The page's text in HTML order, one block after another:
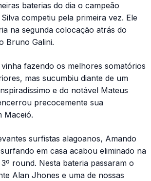
baterias do dia o campeão
competiu pela primeira vez. Ele
na segunda colocação atrás do
Bruno Galini.
fazendo os melhores somatórios
mas sucumbiu diante de um
e do notável Mateus
precocemente sua
Maceió.
surfistas alagoanos, Amando
em casa acabou eliminado na
round. Nesta bateria passaram o
Alan Jhones e uma de nossas